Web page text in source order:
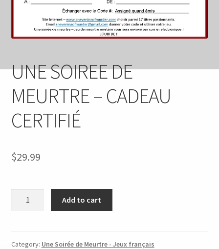
Checkout
Cart
UNE SOIREE DE
MEURTRE – CADEAU
CERTIFIÉ
$29.99
-
Add to cart
Category: Une Soirée de Meurtre - Jeux français